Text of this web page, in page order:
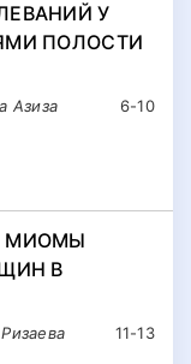
У
ПОЛОСТИ
6-10
Азиза
МИОМЫ
В
11-13